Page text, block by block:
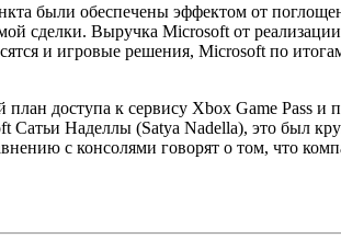
были обеспечены эффектом от
сделки. Выручка Microsoft от
и игровые решения, Microsoft по
доступа к сервису Xbox Game Pass и
Сатьи Наделлы (Satya Nadella), это был
с консолями говорят о том, что